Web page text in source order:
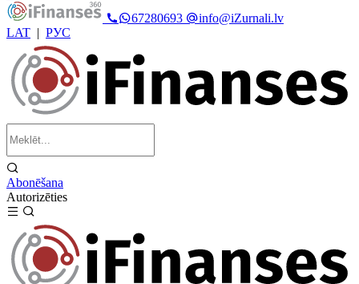
67280693
info@iZurnali.lv
LAT | РУС
Abonēšana
Autorizēties